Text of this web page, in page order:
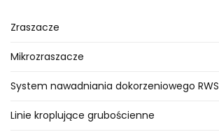
Zraszacze
Mikrozraszacze
System nawadniania dokorzeniowego RWS
Linie kroplujące grubościenne